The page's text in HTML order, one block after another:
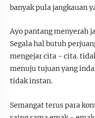
banyak pula jangkauan
Ayo pantang menyerah
Segala hal butuh
mengejar cita - cita.
menuju tujuan yang
tidak instan.
Semangat terus para